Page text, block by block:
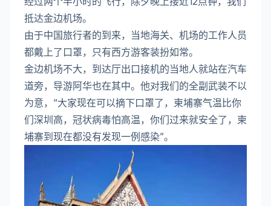
抵达金边机场。
由于中国旅行者的到来，当地海关、机场的工作人员
都戴上了口罩，只有西方游客装扮如常。
金边机场不大，到达厅出口接机的当地人就站在汽车
道旁，导游阿华也在其中。他对我们的全副武装不以
为意，“大家现在可以摘下口罩了，柬埔寨气温比你
们深圳高，冠状病毒怕高温，你们过来就安全了，柬
埔寨到现在都没有发现一例感染”。